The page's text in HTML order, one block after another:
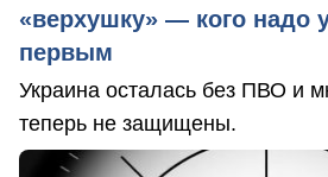
«верхушку» — кого надо
первым
Украина осталась без ПВО и
теперь не защищены.